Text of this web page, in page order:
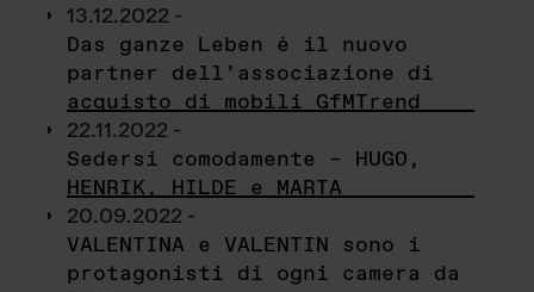
13.12.2022 -
Das ganze Leben è il nuovo
partner dell’associazione di
acquisto di mobili GfMTrend
22.11.2022 -
Sedersi comodamente – HUGO,
HENRIK, HILDE e MARTA
20.09.2022 -
VALENTINA e VALENTIN sono i
protagonisti di ogni camera da